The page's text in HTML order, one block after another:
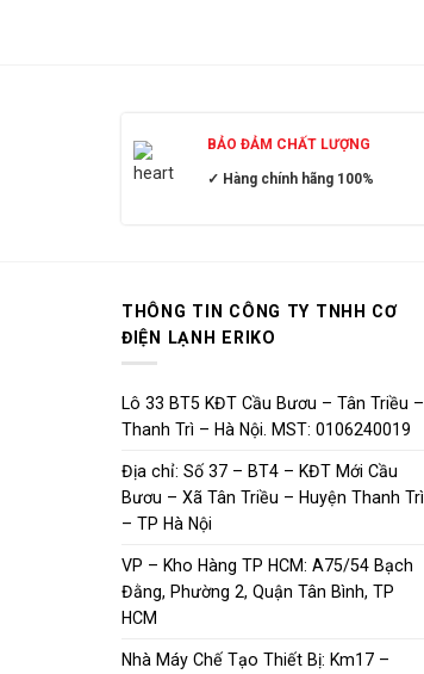
BẢO ĐẢM CHẤT LƯỢNG
✓ Hàng chính hãng 100%
THÔNG TIN CÔNG TY TNHH CƠ
ĐIỆN LẠNH ERIKO
Lô 33 BT5 KĐT Cầu Bươu – Tân Triều –
Thanh Trì – Hà Nội. MST: 0106240019
Địa chỉ: Số 37 – BT4 – KĐT Mới Cầu
Bươu – Xã Tân Triều – Huyện Thanh Trì
– TP Hà Nội
VP – Kho Hàng TP HCM: A75/54 Bạch
Đằng, Phường 2, Quận Tân Bình, TP
HCM
Nhà Máy Chế Tạo Thiết Bị: Km17 –